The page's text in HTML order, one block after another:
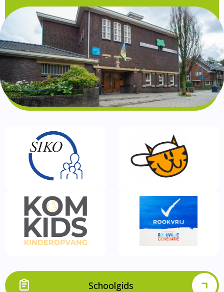
Schoolgids
Gezonde school
Kinderopvang
BSO
Routebeschrijving
Privacy
Schoolgids